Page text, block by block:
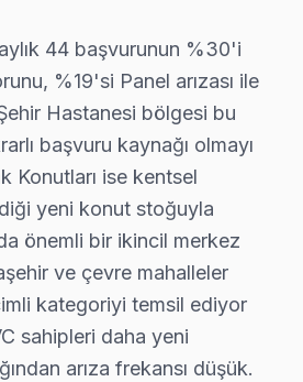
Şehir Hastanesi aksı
ve JVC TV Desteği
içinde yer alan Başakşehir,
Bazlı JVC TV Servis
JVC LED TV teknik servis
1. Kısım, Bahçeşehir 2.
Kayabaşı, Kayaşehir
Ziya Gökalp ve çevresinde de
44 başvurunun %30'i
%19'si Panel arızası ile
Hastanesi bölgesi bu
başvuru kaynağı olmayı
Konutları ise kentsel
yeni konut stoğuyla
önemli bir ikincil merkez
ve çevre mahalleler
kategoriyi temsil ediyor
sahipleri daha yeni
arıza frekansı düşük.